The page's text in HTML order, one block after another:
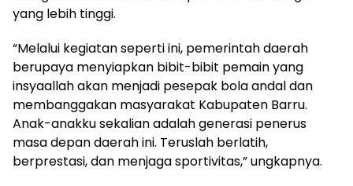
yang lebih tinggi.
“Melalui kegiatan seperti ini, pemerintah daerah
berupaya menyiapkan bibit-bibit pemain yang
insyaallah akan menjadi pesepak bola andal dan
membanggakan masyarakat Kabupaten Barru.
Anak-anakku sekalian adalah generasi penerus
masa depan daerah ini. Teruslah berlatih,
berprestasi, dan menjaga sportivitas,” ungkapnya.